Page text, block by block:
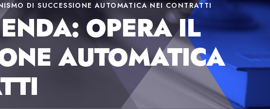
DI SUCCESSIONE AUTOMATICA NEI CONTRATTI
OPERA IL
AUTOMATICA